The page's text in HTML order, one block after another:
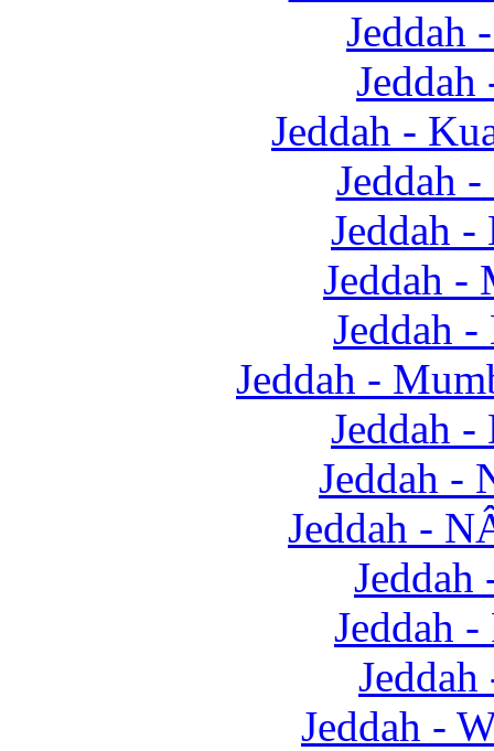
Jeddah
Jeddah -
Jeddah
Jeddah
Jeddah -
Jeddah
Jeddah -
Jeddah
Jeddah -
Jeddah -
Jeddah
Jeddah
Jeddah -